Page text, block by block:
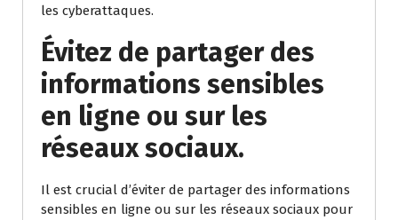
les cyberattaques.
Évitez de partager des
informations sensibles
en ligne ou sur les
réseaux sociaux.
Il est crucial d’éviter de partager des informations
sensibles en ligne ou sur les réseaux sociaux pour